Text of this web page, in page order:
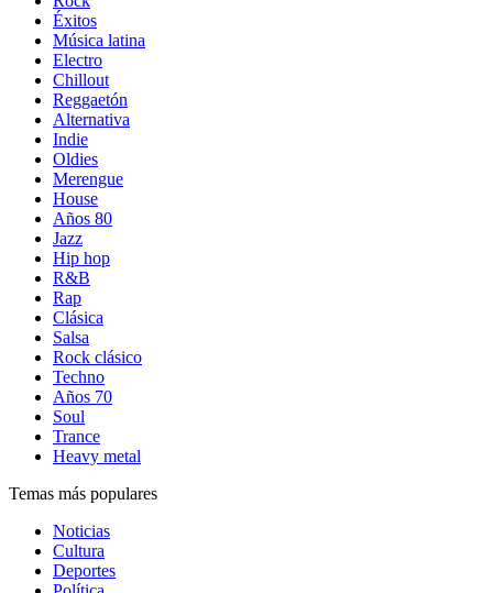
Éxitos
Música latina
Electro
Chillout
Reggaetón
Alternativa
Indie
Oldies
Merengue
House
Años 80
Jazz
Hip hop
R&B
Rap
Clásica
Salsa
Rock clásico
Techno
Años 70
Soul
Trance
Heavy metal
Temas más populares
Noticias
Cultura
Deportes